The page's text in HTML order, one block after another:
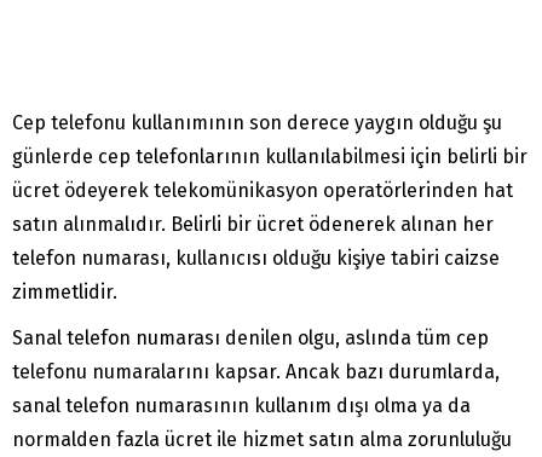
Cep telefonu kullanımının son derece yaygın olduğu şu
günlerde cep telefonlarının kullanılabilmesi için belirli bir
ücret ödeyerek telekomünikasyon operatörlerinden hat
satın alınmalıdır. Belirli bir ücret ödenerek alınan her
telefon numarası, kullanıcısı olduğu kişiye tabiri caizse
zimmetlidir.
Sanal telefon numarası denilen olgu, aslında tüm cep
telefonu numaralarını kapsar. Ancak bazı durumlarda,
sanal telefon numarasının kullanım dışı olma ya da
normalden fazla ücret ile hizmet satın alma zorunluluğu